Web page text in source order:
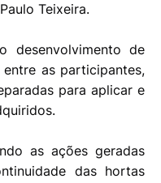
Teixeira.
desenvolvimento de
as participantes,
para aplicar e
as ações geradas
das hortas